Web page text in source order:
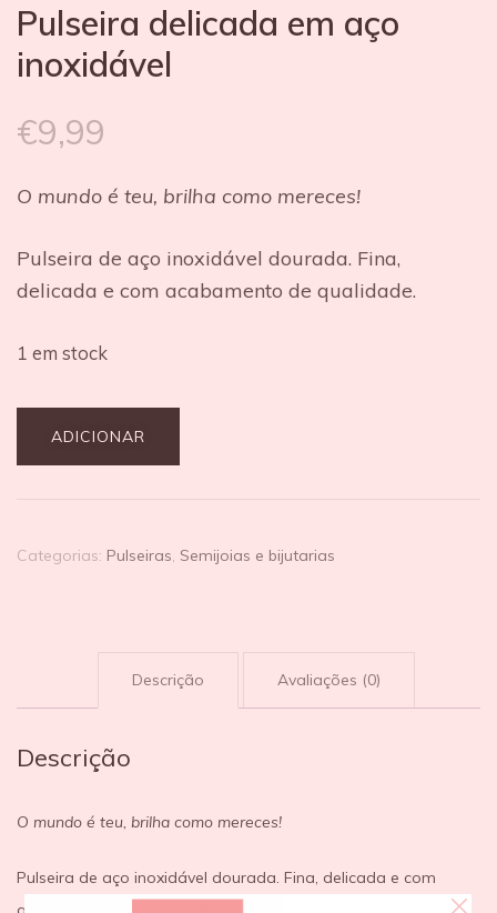
Pulseira delicada em aço
inoxidável
€9,99
O mundo é teu, brilha como mereces!
Pulseira de aço inoxidável dourada. Fina,
delicada e com acabamento de qualidade.
1 em stock
ADICIONAR
Categorias: Pulseiras, Semijoias e bijutarias
Descrição Avaliações (0)
Descrição
O mundo é teu, brilha como mereces!
Pulseira de aço inoxidável dourada. Fina, delicada e com